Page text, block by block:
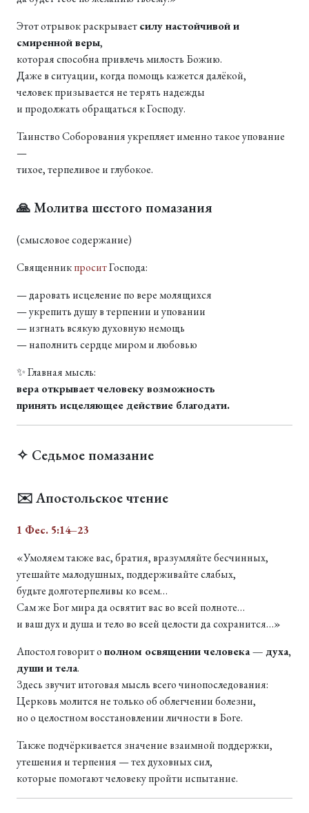
Этот отрывок раскрываетсилу настойчивой и
смиренной веры,
которая способна привлечь милость Божию.
Даже в ситуации, когда помощь кажется далёкой,
человек призывается не терять надежды
и продолжать обращаться к Господу.
Таинство Соборования укрепляет именно такое упование
—
тихое, терпеливое и глубокое.
🙏 Молитва шестого помазания
(смысловое содержание)
СвященникпроситГоспода:
— даровать исцеление по вере молящихся
— укрепить душу в терпении и уповании
— изгнать всякую духовную немощь
— наполнить сердце миром и любовью
✨ Главная мысль:
вера открывает человеку возможность
принять исцеляющее действие благодати.
✧ Седьмое помазание
✉️ Апостольское чтение
1 Фес. 5:14–23
«Умоляем также вас, братия, вразумляйте бесчинных,
утешайте малодушных, поддерживайте слабых,
будьте долготерпеливы ко всем…
Сам же Бог мира да освятит вас во всей полноте…
и ваш дух и душа и тело во всей целости да сохранится…»
Апостол говорит ополном освящении человека — духа,
души и тела.
Здесь звучит итоговая мысль всего чинопоследования:
Церковь молится не только об облегчении болезни,
но о целостном восстановлении личности в Боге.
Также подчёркивается значение взаимной поддержки,
утешения и терпения — тех духовных сил,
которые помогают человеку пройти испытание.